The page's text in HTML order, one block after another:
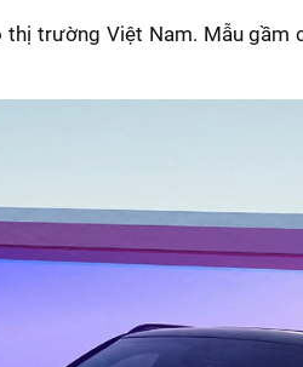
thị trường Việt Nam. Mẫu gầm